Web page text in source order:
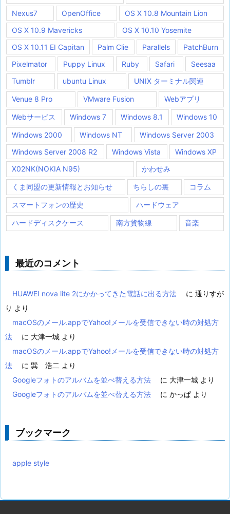
Nexus7 OpenOffice
OS X 10.8 Mountain Lion
OS X 10.9 Mavericks
OS X 10.10 Yosemite
OS X 10.11 EI Capitan
Palm Clie Parallels
PatchBurn
Pixelmator
Puppy Linux Ruby Safari
Seesaa
Tumblr
ubuntu Linux UNIX ターミナル関連
Venue 8 Pro VMware Fusion Webアプリ
Webサービス Windows 7 Windows 8.1 Windows 10
Windows 2000 Windows NT
Windows Server 2003
Windows Server 2008 R2
Windows Vista
Windows XP
X02NK(NOKIA N95)
かわせみ
くま同盟の更新情報とお知らせ ちらしの裏 コラム
スマートフォンの歴史 ハードウェア
ハードディスクケース 南方貨物線 音楽
最近のコメント
HUAWEI nova lite 2にかかってきた電話に出る方法 に 通りすが
り より
macOSのメール.appでYahoo!メールを受信できない時の対処方
法
に 大津一城 より
macOSのメール.appでYahoo!メールを受信できない時の対処方
法
に 巽 浩二 より
Googleフォトのアルバムを並べ替える方法
に 大津一城 より
Googleフォトのアルバムを並べ替える方法
に かっぱ より
ブックマーク
apple style